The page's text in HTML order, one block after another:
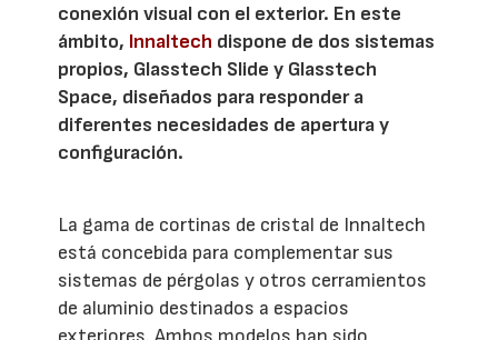
conexión visual con el exterior. En este
ámbito, Innaltech dispone de dos sistemas
propios, Glasstech Slide y Glasstech
Space, diseñados para responder a
diferentes necesidades de apertura y
configuración.
La gama de cortinas de cristal de Innaltech
está concebida para complementar sus
sistemas de pérgolas y otros cerramientos
de aluminio destinados a espacios